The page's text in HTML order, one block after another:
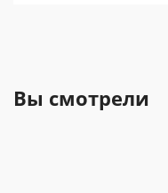
Вы смотрели